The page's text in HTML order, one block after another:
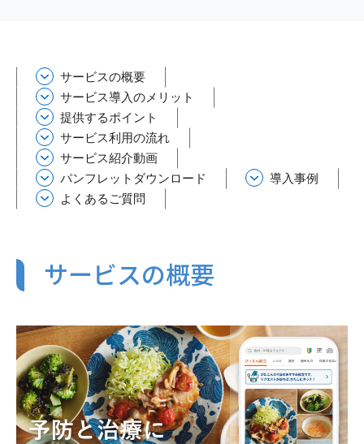
サービスの概要
サービス導入のメリット
提供するポイント
サービス利用の流れ
サービス紹介動画
パンフレットダウンロード
導入事例
よくあるご質問
サービスの概要